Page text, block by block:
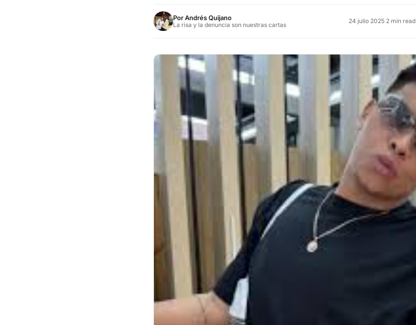
PorAndrés Quijano
La risa y la denuncia son nuestras cartas 24 julio 2025·2 min